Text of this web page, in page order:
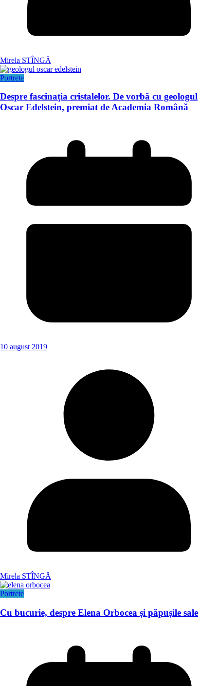
Mirela STÎNGĂ
Portrete
Despre fascinația cristalelor. De vorbă cu geologul
Oscar Edelstein, premiat de Academia Română
10 august 2019
Mirela STÎNGĂ
Portrete
Cu bucurie, despre Elena Orbocea și păpușile sale